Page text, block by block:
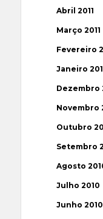
Abril 2011
Março 2011
Fevereiro
Janeiro
Dezembro
Novembro
Outubro
Setembro
Agosto
Julho 2010
Junho 2010